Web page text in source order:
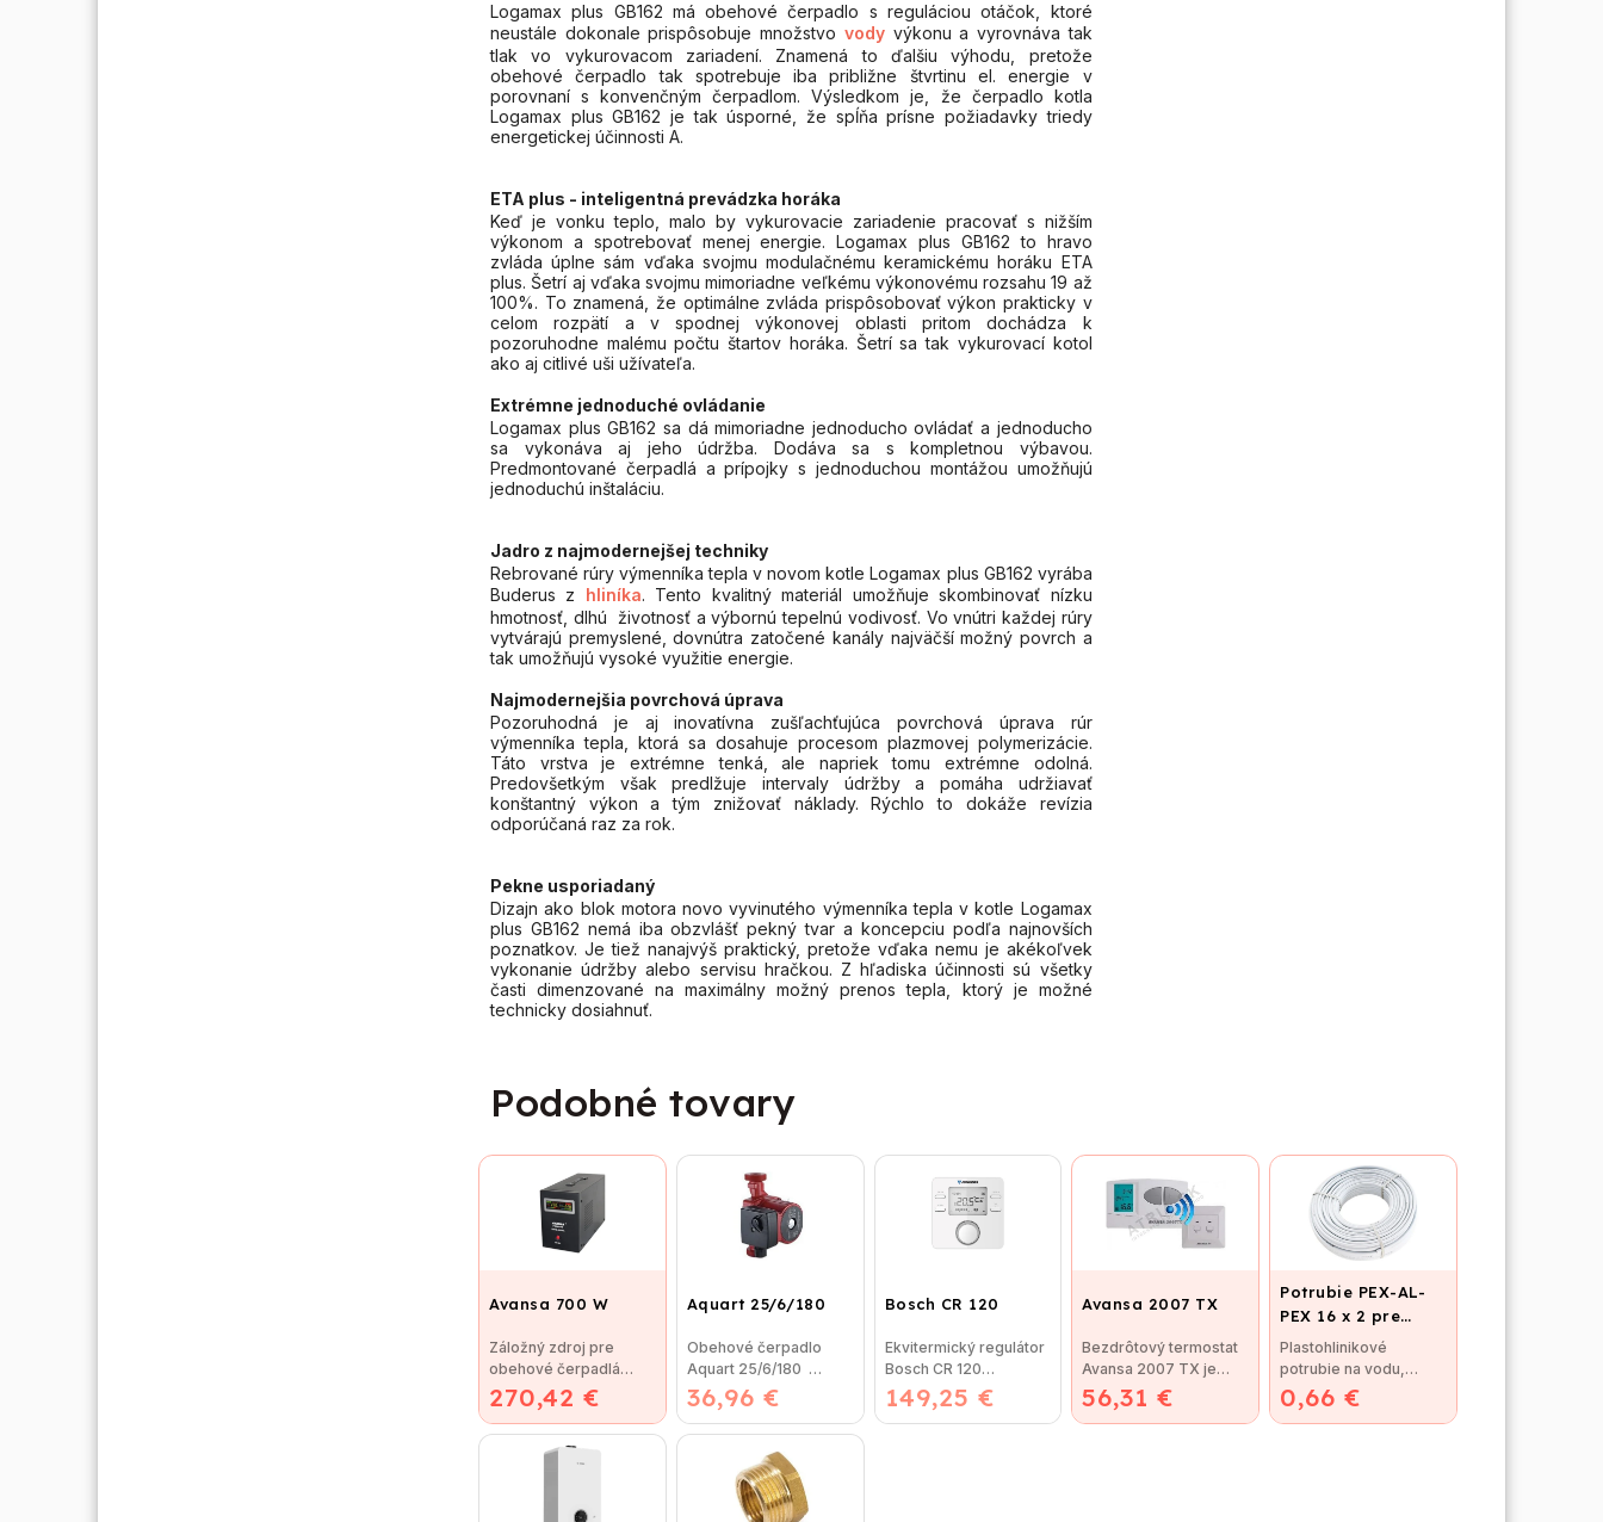
Logamax plus GB162 má obehové čerpadlo s reguláciou otáčok, ktoré
neustále dokonale prispôsobuje množstvo vodyvýkonu a vyrovnáva tak
tlak vo vykurovacom zariadení. Znamená to ďalšiu výhodu, pretože
obehové čerpadlo tak spotrebuje iba približne štvrtinu el. energie v
porovnaní s konvenčným čerpadlom. Výsledkom je, že čerpadlo kotla
Logamax plus GB162 je tak úsporné, že spĺňa prísne požiadavky triedy
energetickej účinnosti A.
ETA plus - inteligentná prevádzka horáka
Keď je vonku teplo, malo by vykurovacie zariadenie pracovať s nižším
výkonom a spotrebovať menej energie. Logamax plus GB162 to hravo
zvláda úplne sám vďaka svojmu modulačnému keramickému horáku ETA
plus. Šetrí aj vďaka svojmu mimoriadne veľkému výkonovému rozsahu 19 až
100%. To znamená, že optimálne zvláda prispôsobovať výkon prakticky v
celom rozpätí a v spodnej výkonovej oblasti pritom dochádza k
pozoruhodne malému počtu štartov horáka. Šetrí sa tak vykurovací kotol
ako aj citlivé uši užívateľa.
Extrémne jednoduché ovládanie
Logamax plus GB162 sa dá mimoriadne jednoducho ovládať a jednoducho
sa vykonáva aj jeho údržba. Dodáva sa s kompletnou výbavou.
Predmontované čerpadlá a prípojky s jednoduchou montážou umožňujú
jednoduchú inštaláciu.
Jadro z najmodernejšej techniky
Rebrované rúry výmenníka tepla v novom kotle Logamax plus GB162 vyrába
Buderus z hliníka. Tento kvalitný materiál umožňuje skombinovať nízku
hmotnosť, dlhú životnosť a výbornú tepelnú vodivosť. Vo vnútri každej rúry
vytvárajú premyslené, dovnútra zatočené kanály najväčší možný povrch a
tak umožňujú vysoké využitie energie.
Najmodernejšia povrchová úprava
Pozoruhodná je aj inovatívna zušľachťujúca povrchová úprava rúr
výmenníka tepla, ktorá sa dosahuje procesom plazmovej polymerizácie.
Táto vrstva je extrémne tenká, ale napriek tomu extrémne odolná.
Predovšetkým však predlžuje intervaly údržby a pomáha udržiavať
konštantný výkon a tým znižovať náklady. Rýchlo to dokáže revízia
odporúčaná raz za rok.
Pekne usporiadaný
Dizajn ako blok motora novo vyvinutého výmenníka tepla v kotle Logamax
plus GB162 nemá iba obzvlášť pekný tvar a koncepciu podľa najnovších
poznatkov. Je tiež nanajvýš praktický, pretože vďaka nemu je akékoľvek
vykonanie údržby alebo servisu hračkou. Z hľadiska účinnosti sú všetky
časti dimenzované na maximálny možný prenos tepla, ktorý je možné
technicky dosiahnuť.
Podobné tovary
Avansa 700 W
270,42 €
Záložný zdroj pre
obehové čerpadlá
Avansa 700 W
Technické údaje
Maximálna...
Aquart 25/6/180
36,96 €
Obehové čerpadlo
Aquart 25/6/180
Obehové čerpadlo
AQUART 25/60 180
mm je...
Bosch CR 120
149,25 €
Ekvitermický regulátor
Bosch CR 120
(Regulátor CR 120 je
nový model po FW
Avansa 2007 TX
56,31 €
Bezdrôtový termostat
Avansa 2007 TX je
vhodný na reguláciu
väčšiny kotlov....
Potrubie PEX-AL-
PEX 16 x 2 pre
vykurovanie,
podlahové kúrenie
a vodu
0,66 €
Plastohlinikové
potrubie na vodu,
kúrenie a podlahové
vykurovanie. Potrubie...